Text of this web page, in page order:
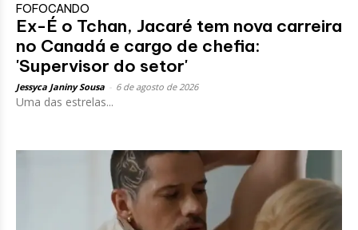
FOFOCANDO
Ex-É o Tchan, Jacaré tem nova carreira
no Canadá e cargo de chefia:
'Supervisor do setor'
Jessyca Janiny Sousa 6 de agosto de 2026
Uma das estrelas...